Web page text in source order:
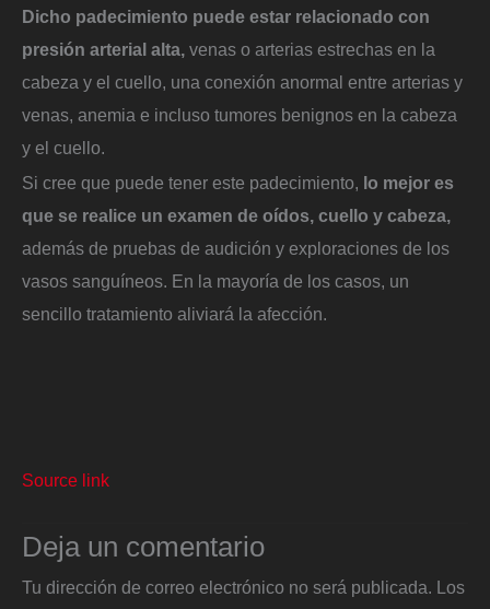
Dicho padecimiento puede estar relacionado con
presión arterial alta, venas o arterias estrechas en la
cabeza y el cuello, una conexión anormal entre arterias y
venas, anemia e incluso tumores benignos en la cabeza
y el cuello.
Si cree que puede tener este padecimiento, lo mejor es
que se realice un examen de oídos, cuello y cabeza,
además de pruebas de audición y exploraciones de los
vasos sanguíneos. En la mayoría de los casos, un
sencillo tratamiento aliviará la afección.
Source link
Deja un comentario
Tu dirección de correo electrónico no será publicada. Los